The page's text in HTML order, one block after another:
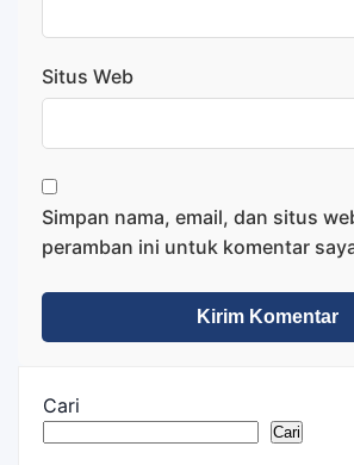
Situs Web
Simpan nama, email, dan situs
peramban ini untuk komentar
Cari
Cari